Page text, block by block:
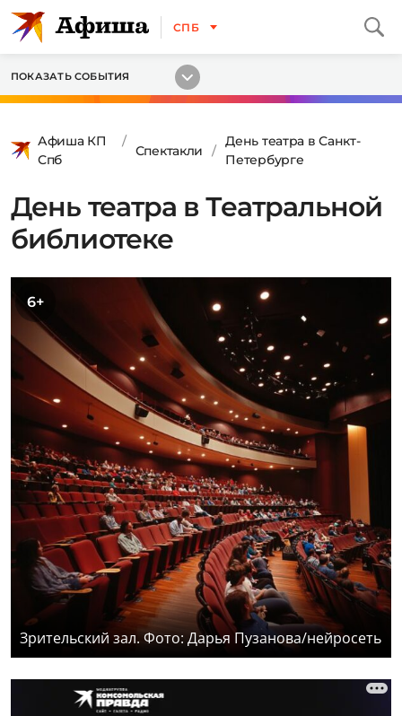
СПБ
ПОКАЗАТЬ СОБЫТИЯ
Афиша КП
Спб
Спектакли
День театра в Санкт-
Петербурге
День театра в Театральной
библиотеке
6+
Зрительский зал. Фото: Дарья Пузанова/нейросеть